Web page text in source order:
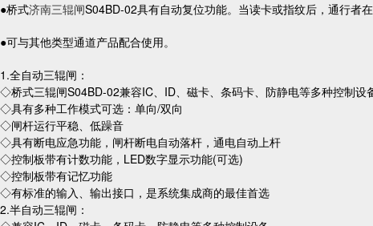
●桥式济南三辊闸S04BD-02具有自动复位功能。当读卡或指纹后，通行者
●可与其他类型通道产品配合使用。
1.全自动三辊闸：
◇桥式三辊闸S04BD-02兼容IC、ID、磁卡、条码卡、防静电等多种控制设
◇具有多种工作模式可选：单向/双向
◇闸杆运行平稳、低躁音
◇具有断电应急功能，闸杆断电自动落杆，通电自动上杆
◇控制板带有计数功能，LED数字显示功能(可选)
◇控制板带有记忆功能
◇有标准的输入、输出接口，是系统集成商的最佳首选
2.半自动三辊闸：